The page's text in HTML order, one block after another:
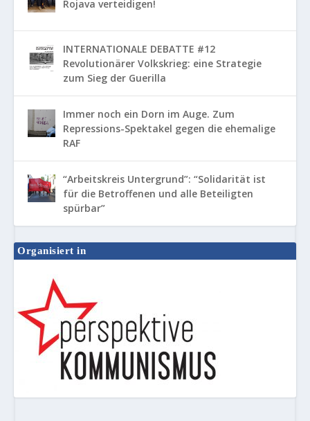
Rojava verteidigen!
INTERNATIONALE DEBATTE #12
Revolutionärer Volkskrieg: eine Strategie
zum Sieg der Guerilla
Immer noch ein Dorn im Auge. Zum
Repressions-Spektakel gegen die ehemalige
RAF
“Arbeitskreis Untergrund”: “Solidarität ist
für die Betroffenen und alle Beteiligten
spürbar”
Organisiert in